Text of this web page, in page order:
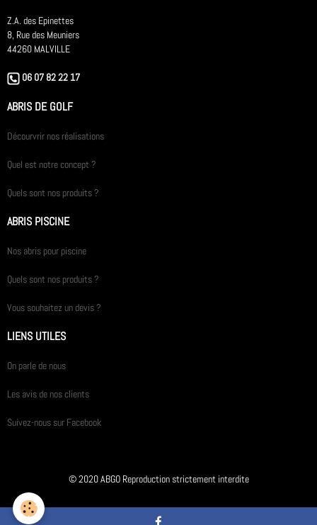
Z.A. des Epinettes
8, Rue des Meuniers
44260 MALVILLE
06 07 82 22 17
ABRIS DE GOLF
Décourvrir nos réalisations
Quel est notre concept ?
Quels sont nos produits ?
ABRIS PISCINE
Nos abris pour piscine
Quels sont nos produits ?
Vous souhaitez un devis ?
LIENS UTILES
On parle de nous
Les avis de nos clients
Suivez-nous sur Facebook
© 2020 ABGO Reproduction strictement interdite